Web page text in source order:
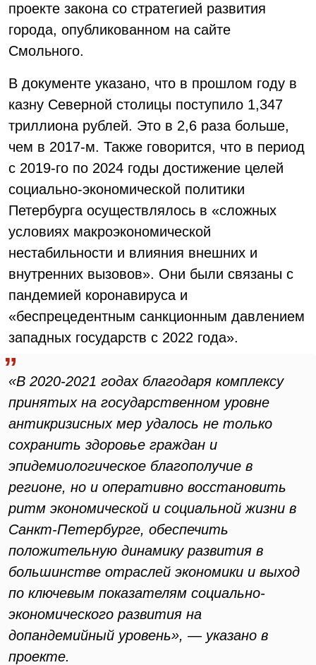
проекте закона со стратегией развития
города, опубликованном на сайте
Смольного.
В документе указано, что в прошлом году в
казну Северной столицы поступило 1,347
триллиона рублей. Это в 2,6 раза больше,
чем в 2017-м. Также говорится, что в период
с 2019-го по 2024 годы достижение целей
социально-экономической политики
Петербурга осуществлялось в «сложных
условиях макроэкономической
нестабильности и влияния внешних и
внутренних вызовов». Они были связаны с
пандемией коронавируса и
«беспрецедентным санкционным давлением
западных государств с 2022 года».
«В 2020-2021 годах благодаря комплексу
принятых на государственном уровне
антикризисных мер удалось не только
сохранить здоровье граждан и
эпидемиологическое благополучие в
регионе, но и оперативно восстановить
ритм экономической и социальной жизни в
Санкт-Петербурге, обеспечить
положительную динамику развития в
большинстве отраслей экономики и выход
по ключевым показателям социально-
экономического развития на
допандемийный уровень», — указано в
проекте.